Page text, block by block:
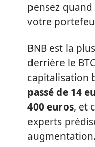
pensez quand
votre
BNB est la
derrière le
capitalisation
passé de 14
400 euros, et
experts